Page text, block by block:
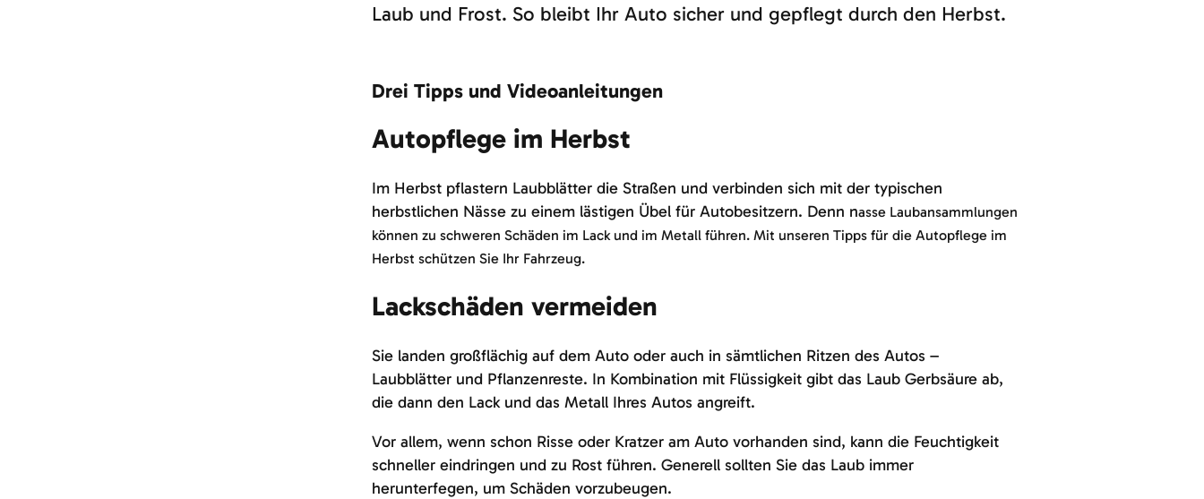
Laub und Frost. So bleibt Ihr Auto sicher und gepflegt durch den Herbst.
Drei Tipps und Videoanleitungen
Autopflege im Herbst
Im Herbst pflastern Laubblätter die Straßen und verbinden sich mit der typischen
herbstlichen Nässe zu einem lästigen Übel für Autobesitzern. Denn nasse Laubansammlungen
können zu schweren Schäden im Lack und im Metall führen. Mit unseren Tipps für die Autopflege im
Herbst schützen Sie Ihr Fahrzeug.
Lackschäden vermeiden
Sie landen großflächig auf dem Auto oder auch in sämtlichen Ritzen des Autos –
Laubblätter und Pflanzenreste. In Kombination mit Flüssigkeit gibt das Laub Gerbsäure ab,
die dann den Lack und das Metall Ihres Autos angreift.
Vor allem, wenn schon Risse oder Kratzer am Auto vorhanden sind, kann die Feuchtigkeit
schneller eindringen und zu Rost führen. Generell sollten Sie das Laub immer
herunterfegen, um Schäden vorzubeugen.